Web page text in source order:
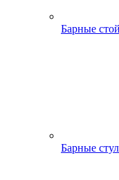
Барные
Барные